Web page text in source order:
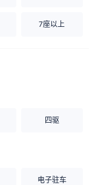
7座以上
四驱
电子驻车